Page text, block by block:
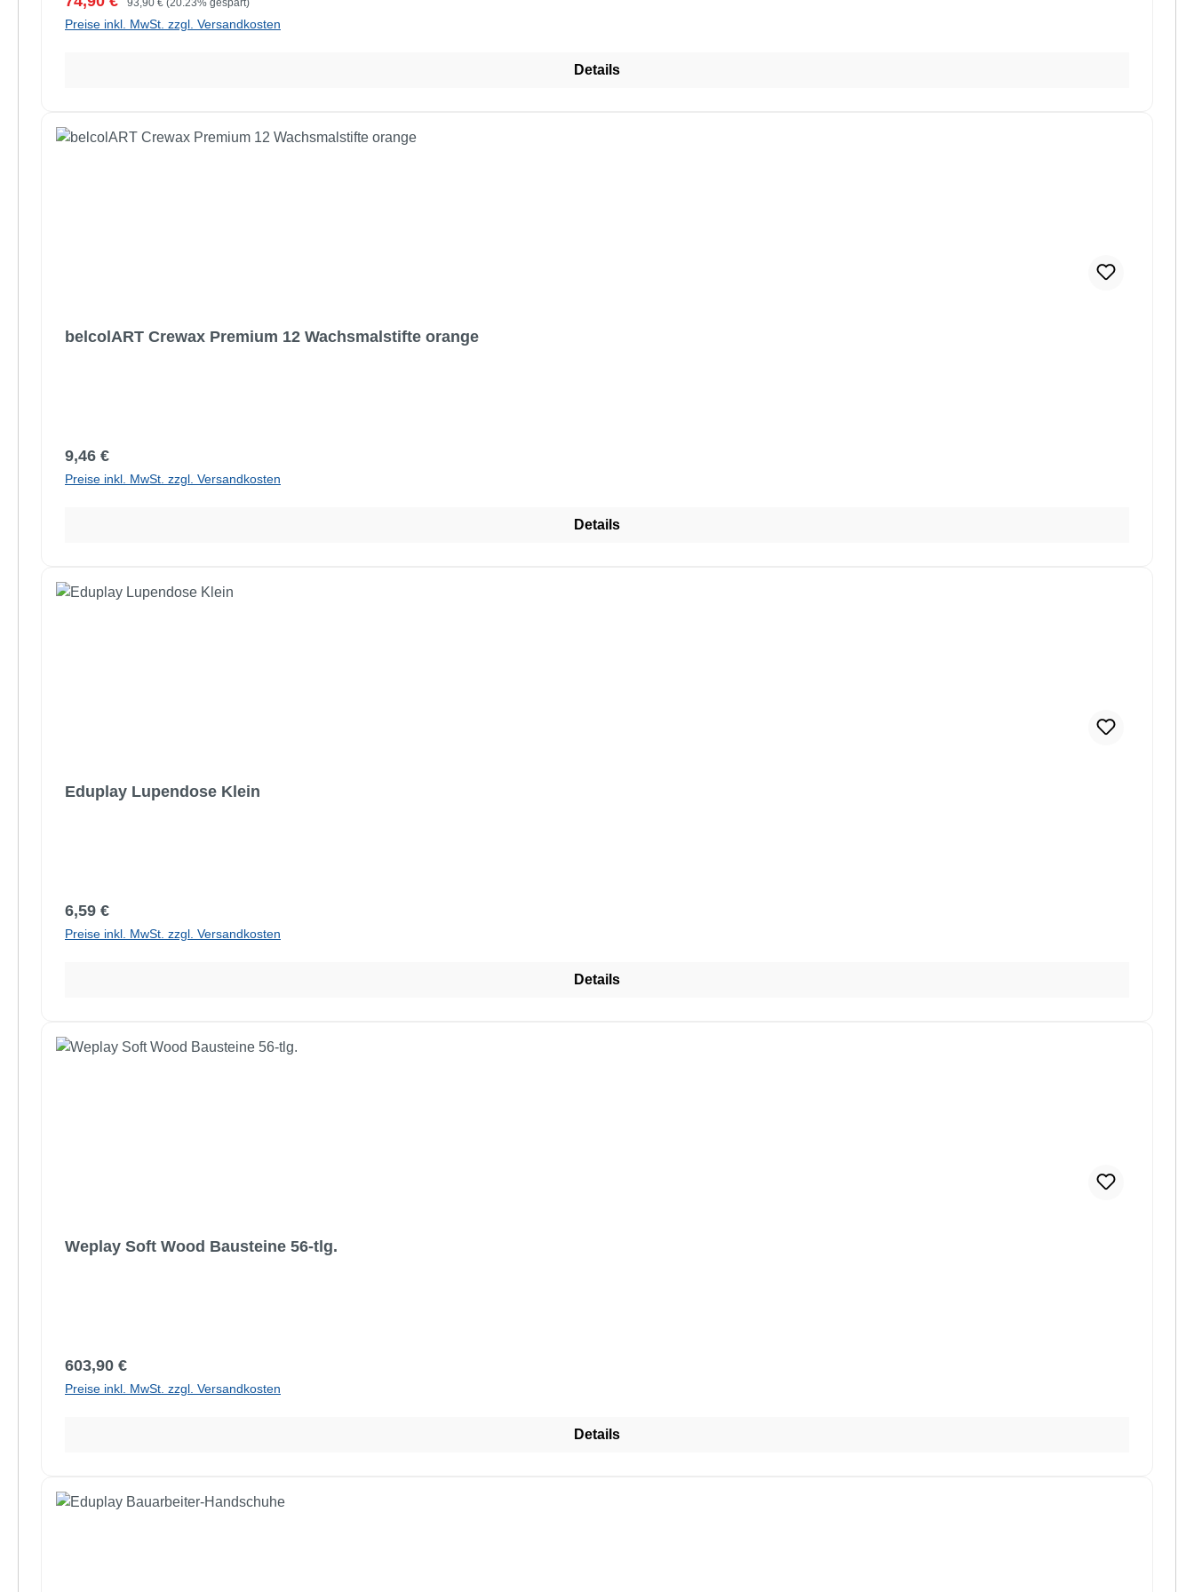
93,90 € (20.23% gespart)
Preise inkl. MwSt. zzgl. Versandkosten
Details
belcolART Crewax Premium 12 Wachsmalstifte orange
Regulärer Preis:
9,46 €
Preise inkl. MwSt. zzgl. Versandkosten
Details
Eduplay Lupendose Klein
Regulärer Preis:
6,59 €
Preise inkl. MwSt. zzgl. Versandkosten
Details
Weplay Soft Wood Bausteine 56-tlg.
Regulärer Preis:
603,90 €
Preise inkl. MwSt. zzgl. Versandkosten
Details